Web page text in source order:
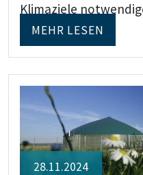
Klimaziele
MEHR LESEN
28.11.2024